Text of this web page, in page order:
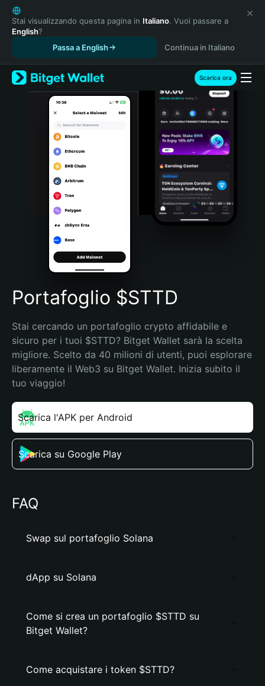
English
日本語
Tiếng Việt
Español (Latinoamérica)
Türkçe
Italiano
Português (Portugal)
Bahasa Indonesia
Português (Brasil)
Español (Argentina)
Stai visualizzando questa pagina in Italiano. Vuoi passare a
English?
Passa a English
Continua in Italiano
Scarica ora
Portafoglio $STTD
Stai cercando un portafoglio crypto affidabile e
sicuro per i tuoi $STTD? Bitget Wallet sarà la scelta
migliore. Scelto da 40 milioni di utenti, puoi esplorare
liberamente il Web3 su Bitget Wallet. Inizia subito il
tuo viaggio!
Scarica l'APK per Android
Scarica su Google Play
FAQ
Swap sul portafoglio Solana
dApp su Solana
Come si crea un portafoglio $STTD su
Bitget Wallet?
Come acquistare i token $STTD?